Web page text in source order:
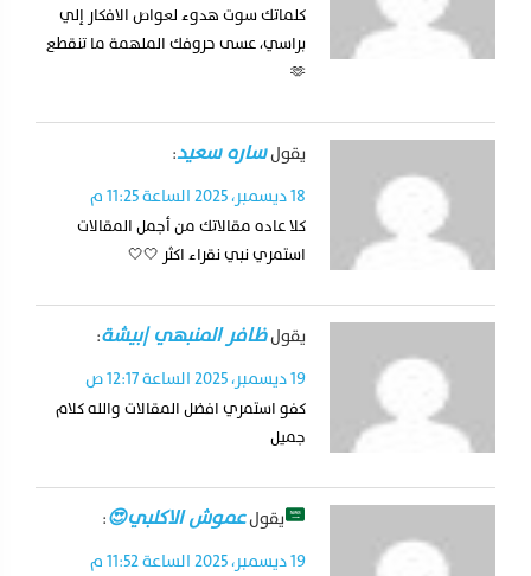
كلماتك سوت هدوء لعواص الافكار إلي
براسي، عسى حروفك الملهمة ما تنقطع
🫶
يقولساره سعيد:
18 ديسمبر، 2025 الساعة 11:25 م
كلا عاده مقالاتك من أجمل المقالات
استمري نبي نقراء اكثر 🤍🤍
يقولظافر المنبهي |بيشة:
19 ديسمبر، 2025 الساعة 12:17 ص
كفو استمري افضل المقالات والله كلام
جميل
يقولعموش الاكلبي😍
:
19 ديسمبر، 2025 الساعة 11:52 م